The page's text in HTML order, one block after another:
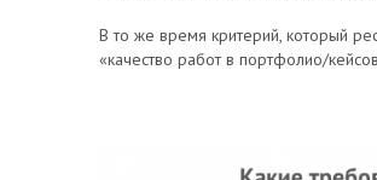
В то же время критерий, который
«качество работ в портфолио/